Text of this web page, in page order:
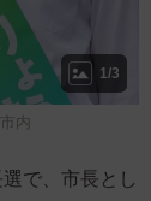
1/3
内
で、市長とし